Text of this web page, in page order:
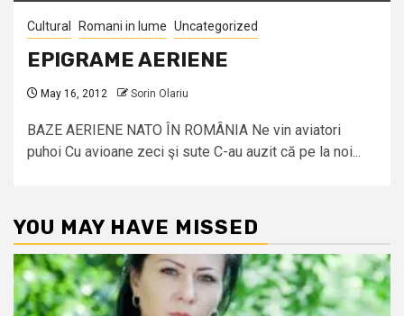
Cultural Romani in lume Uncategorized
EPIGRAME AERIENE
May 16, 2012 Sorin Olariu
BAZE AERIENE NATO ÎN ROMÂNIA Ne vin aviatori
puhoi Cu avioane zeci şi sute C-au auzit că pe la noi...
YOU MAY HAVE MISSED